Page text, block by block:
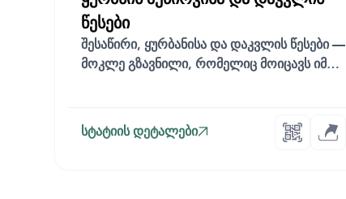
წესები
შესაწირი, ყურბანისა და დაკვლის წესები —
მოკლე გზავნილი, რომელიც მოიცავს იმ
სტატიის დეტალები